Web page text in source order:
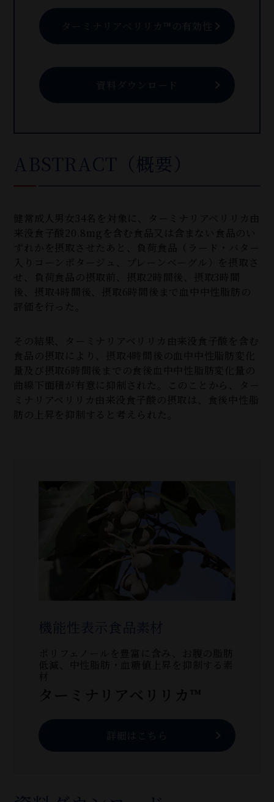
ターミナリアベリリカ™の有効性
資料ダウンロード
ABSTRACT（概要）
健常成人男女34名を対象に、ターミナリアベリリカ由
来没食子酸20.8mgを含む食品又は含まない食品のい
ずれかを摂取させたあと、負荷食品（ラード・バター
入りコーンポタージュ、プレーンベーグル）を摂取さ
せ、負荷食品の摂取前、摂取2時間後、摂取3時間
後、摂取4時間後、摂取6時間後まで血中中性脂肪の
評価を行った。
その結果、ターミナリアベリリカ由来没食子酸を含む
食品の摂取により、摂取4時間後の血中中性脂肪変化
量及び摂取6時間後までの食後血中中性脂肪変化量の
曲線下面積が有意に抑制された。このことから、ター
ミナリアベリリカ由来没食子酸の摂取は、食後中性脂
肪の上昇を抑制すると考えられた。
機能性表示食品素材
ポリフェノールを豊富に含み、お腹の脂肪
低減、中性脂肪・血糖値上昇を抑制する素
材
ターミナリアベリリカ™
詳細はこちら